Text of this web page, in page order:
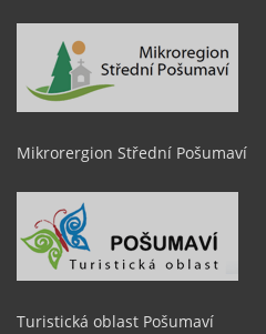
Mikrorergion Střední Pošumaví
Turistická oblast Pošumaví